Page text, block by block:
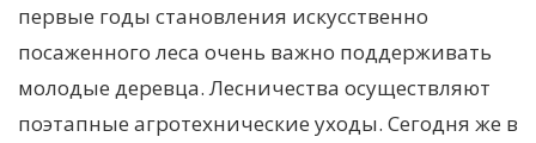
первые годы становления искусственно
посаженного леса очень важно поддерживать
молодые деревца. Лесничества осуществляют
поэтапные агротехнические уходы. Сегодня же в